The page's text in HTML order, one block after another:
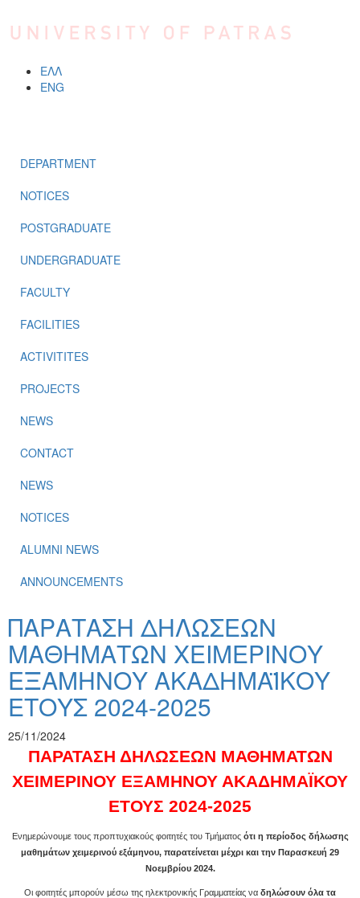
ΕΛΛ
ENG
DEPARTMENT
NOTICES
POSTGRADUATE
UNDERGRADUATE
FACULTY
FACILITIES
ACTIVITITES
PROJECTS
NEWS
CONTACT
NEWS
NOTICES
ALUMNI NEWS
ANNOUNCEMENTS
ΠΑΡΑΤΑΣΗ ΔΗΛΩΣΕΩΝ
ΜΑΘΗΜΑΤΩΝ ΧΕΙΜΕΡΙΝΟΥ
ΕΞΑΜΗΝΟΥ ΑΚΑΔΗΜΑΪΚΟΥ
ΕΤΟΥΣ 2024-2025
25/11/2024
ΠΑΡΑΤΑΣΗ ΔΗΛΩΣΕΩΝ ΜΑΘΗΜΑΤΩΝ
ΧΕΙΜΕΡΙΝΟΥ ΕΞΑΜΗΝΟΥ ΑΚΑΔΗΜΑΪΚΟΥ
ΕΤΟΥΣ 2024-2025
Ενημερώνουμε τους προπτυχιακούς φοιτητές του Τμήματος ότι η περίοδος δήλωσης
μαθημάτων χειμερινού εξάμηνου, παρατείνεται μέχρι και την Παρασκευή 29
Νοεμβρίου 2024.
Οι φοιτητές μπορούν μέσω της ηλεκτρονικής Γραμματείας να δηλώσουν όλα τα